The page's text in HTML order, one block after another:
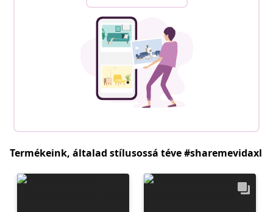
Termékeink, általad stílusossá téve #sharemevidaxl